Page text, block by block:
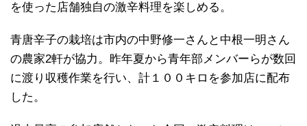
を使った店舗独自の激辛料理を楽しめる。
青唐辛子の栽培は市内の中野修一さんと中根一明さん
の農家2軒が協力。昨年夏から青年部メンバーらが数回
に渡り収穫作業を行い、計１００キロを参加店に配布
した。